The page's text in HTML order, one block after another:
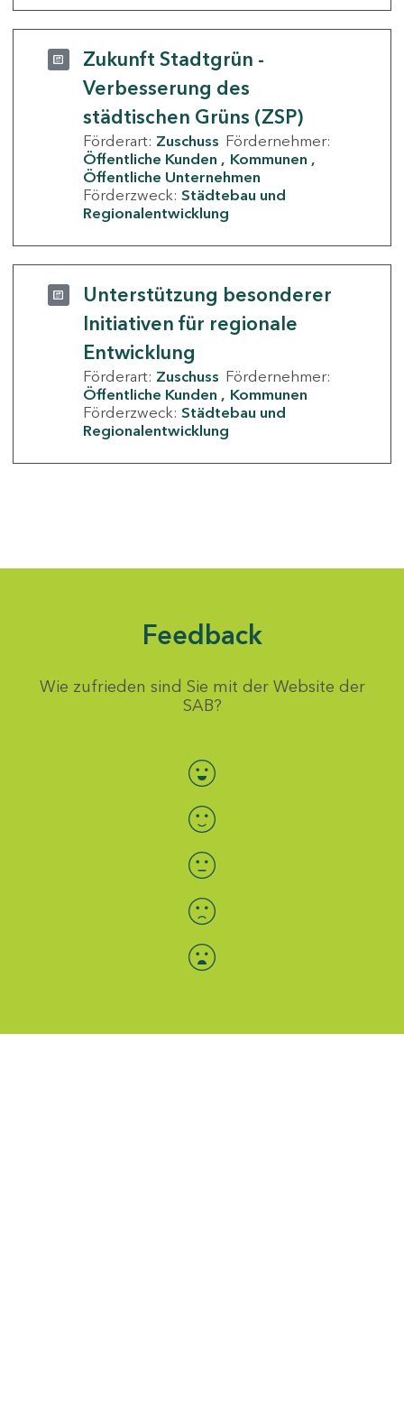
Zukunft Stadtgrün -
Verbesserung des
städtischen Grüns (ZSP)
Förderart: Zuschuss Fördernehmer:
Öffentliche Kunden
Kommunen
Öffentliche Unternehmen
Förderzweck: Städtebau und
Regionalentwicklung
Unterstützung besonderer
Initiativen für regionale
Entwicklung
Förderart: Zuschuss Fördernehmer:
Öffentliche Kunden
Kommunen
Förderzweck: Städtebau und
Regionalentwicklung
Feedback
Wie zufrieden sind Sie mit der Website der
SAB?
Bewertung auswählen